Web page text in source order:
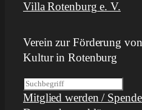
Villa Rotenburg e. V.
Verein zur Förderung
Kultur in Rotenburg
S
u
Mitglied werden /